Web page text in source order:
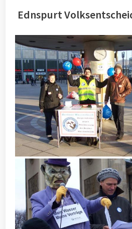
Ednspurt